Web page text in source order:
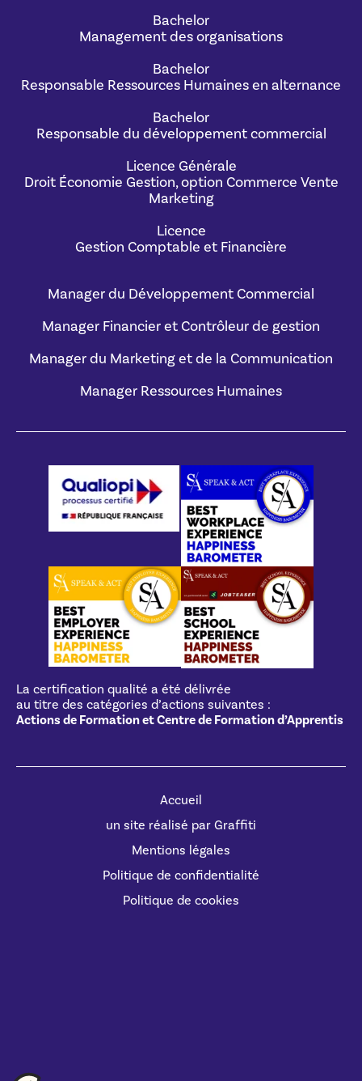
Bachelor
Management des organisations
Bachelor
Responsable Ressources Humaines en alternance
Bachelor
Responsable du développement commercial
Licence Générale
Droit Économie Gestion, option Commerce Vente
Marketing
Licence
Gestion Comptable et Financière
Manager du Développement Commercial
Manager Financier et Contrôleur de gestion
Manager du Marketing et de la Communication
Manager Ressources Humaines
La certification qualité a été délivrée
au titre des catégories d’actions suivantes :
Actions de Formation et Centre de Formation d’Apprentis
Accueil
un site réalisé par Graffiti
Mentions légales
Politique de confidentialité
Politique de cookies